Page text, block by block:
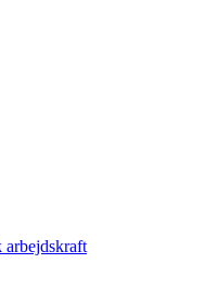
arbejdskraft